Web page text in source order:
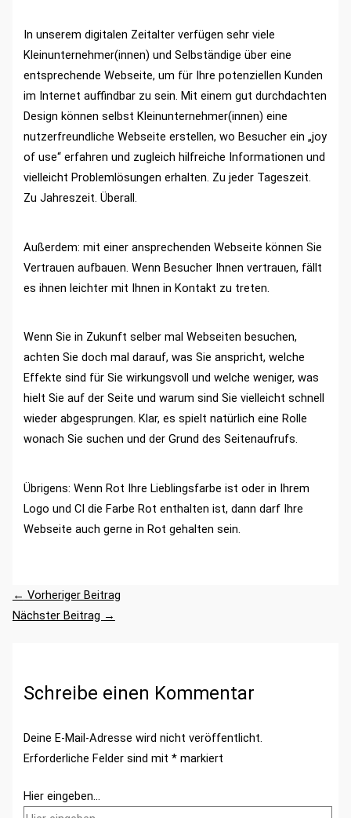
In unserem digitalen Zeitalter verfügen sehr viele
Kleinunternehmer(innen) und Selbständige über eine
entsprechende Webseite, um für Ihre potenziellen Kunden
im Internet auffindbar zu sein. Mit einem gut durchdachten
Design können selbst Kleinunternehmer(innen) eine
nutzerfreundliche Webseite erstellen, wo Besucher ein „joy
of use“ erfahren und zugleich hilfreiche Informationen und
vielleicht Problemlösungen erhalten. Zu jeder Tageszeit.
Zu Jahreszeit. Überall.
Außerdem: mit einer ansprechenden Webseite können Sie
Vertrauen aufbauen. Wenn Besucher Ihnen vertrauen, fällt
es ihnen leichter mit Ihnen in Kontakt zu treten.
Wenn Sie in Zukunft selber mal Webseiten besuchen,
achten Sie doch mal darauf, was Sie anspricht, welche
Effekte sind für Sie wirkungsvoll und welche weniger, was
hielt Sie auf der Seite und warum sind Sie vielleicht schnell
wieder abgesprungen. Klar, es spielt natürlich eine Rolle
wonach Sie suchen und der Grund des Seitenaufrufs.
Übrigens: Wenn Rot Ihre Lieblingsfarbe ist oder in Ihrem
Logo und CI die Farbe Rot enthalten ist, dann darf Ihre
Webseite auch gerne in Rot gehalten sein.
← Vorheriger Beitrag
Nächster Beitrag →
Schreibe einen Kommentar
Deine E-Mail-Adresse wird nicht veröffentlicht.
Erforderliche Felder sind mit* markiert
Hier eingeben…